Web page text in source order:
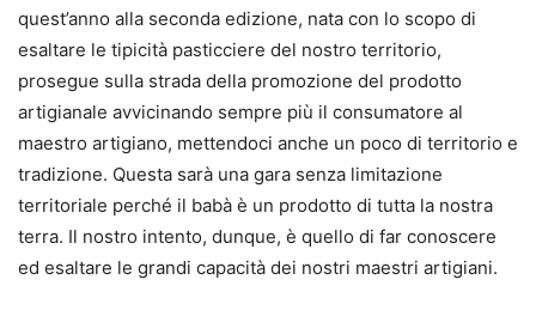
quest’anno alla seconda edizione, nata con lo scopo di
esaltare le tipicità pasticciere del nostro territorio,
prosegue sulla strada della promozione del prodotto
artigianale avvicinando sempre più il consumatore al
maestro artigiano, mettendoci anche un poco di territorio e
tradizione. Questa sarà una gara senza limitazione
territoriale perché il babà è un prodotto di tutta la nostra
terra. Il nostro intento, dunque, è quello di far conoscere
ed esaltare le grandi capacità dei nostri maestri artigiani.